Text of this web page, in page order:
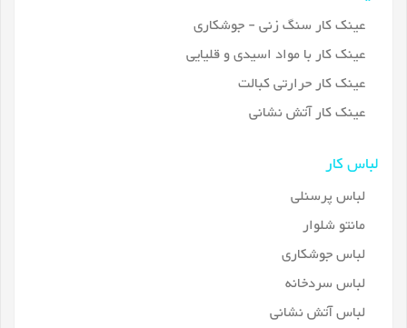
عینک کار سنگ زنی - جوشکاری
عینک کار با مواد اسیدی و قلیایی
عینک کار حرارتی کبالت
عینک کار آتش نشانی
لباس کار
لباس پرسنلی
مانتو شلوار
لباس جوشکاری
لباس سردخانه
لباس آتش نشانی